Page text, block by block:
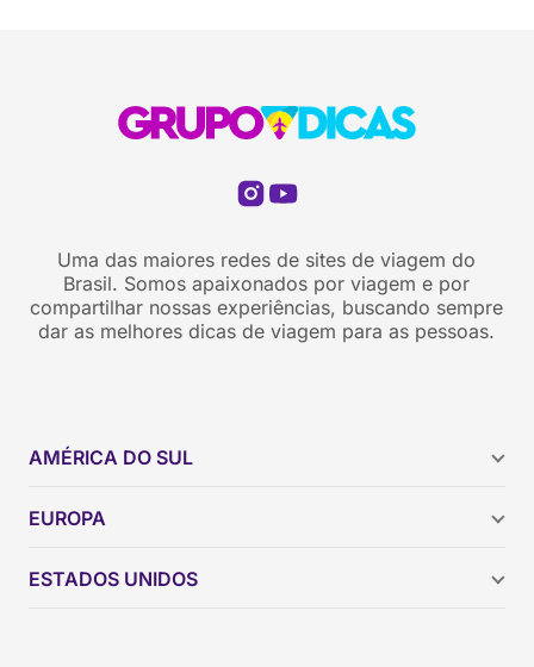
Uma das maiores redes de sites de viagem do
Brasil. Somos apaixonados por viagem e por
compartilhar nossas experiências, buscando sempre
dar as melhores dicas de viagem para as pessoas.
AMÉRICA DO SUL
Brasil
Colômbia
EUROPA
ESTADOS UNIDOS